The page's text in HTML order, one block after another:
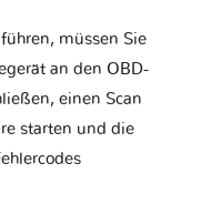
müssen Sie
an den OBD-
einen Scan
starten und die